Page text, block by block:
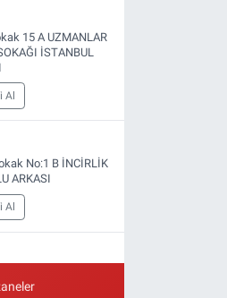
15 A UZMANLAR
İSTANBUL
Al
No:1 B İNCİRLİK
ARKASI
Al